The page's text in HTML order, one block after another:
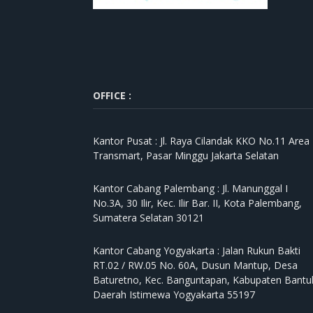
OFFICE :
Kantor Pusat : Jl. Raya Cilandak KKO No.11 Area
Transmart, Pasar Minggu Jakarta Selatan
Kantor Cabang Palembang : Jl. Manunggal I
No.3A, 30 Ilir, Kec. Ilir Bar. II, Kota Palembang,
Sumatera Selatan 30121
Kantor Cabang Yogyakarta : Jalan Rukun Bakti
RT.02 / RW.05 No. 60A, Dusun Mantup, Desa
Baturetno, Kec. Banguntapan, Kabupaten
Daerah Istimewa Yogyakarta 55197